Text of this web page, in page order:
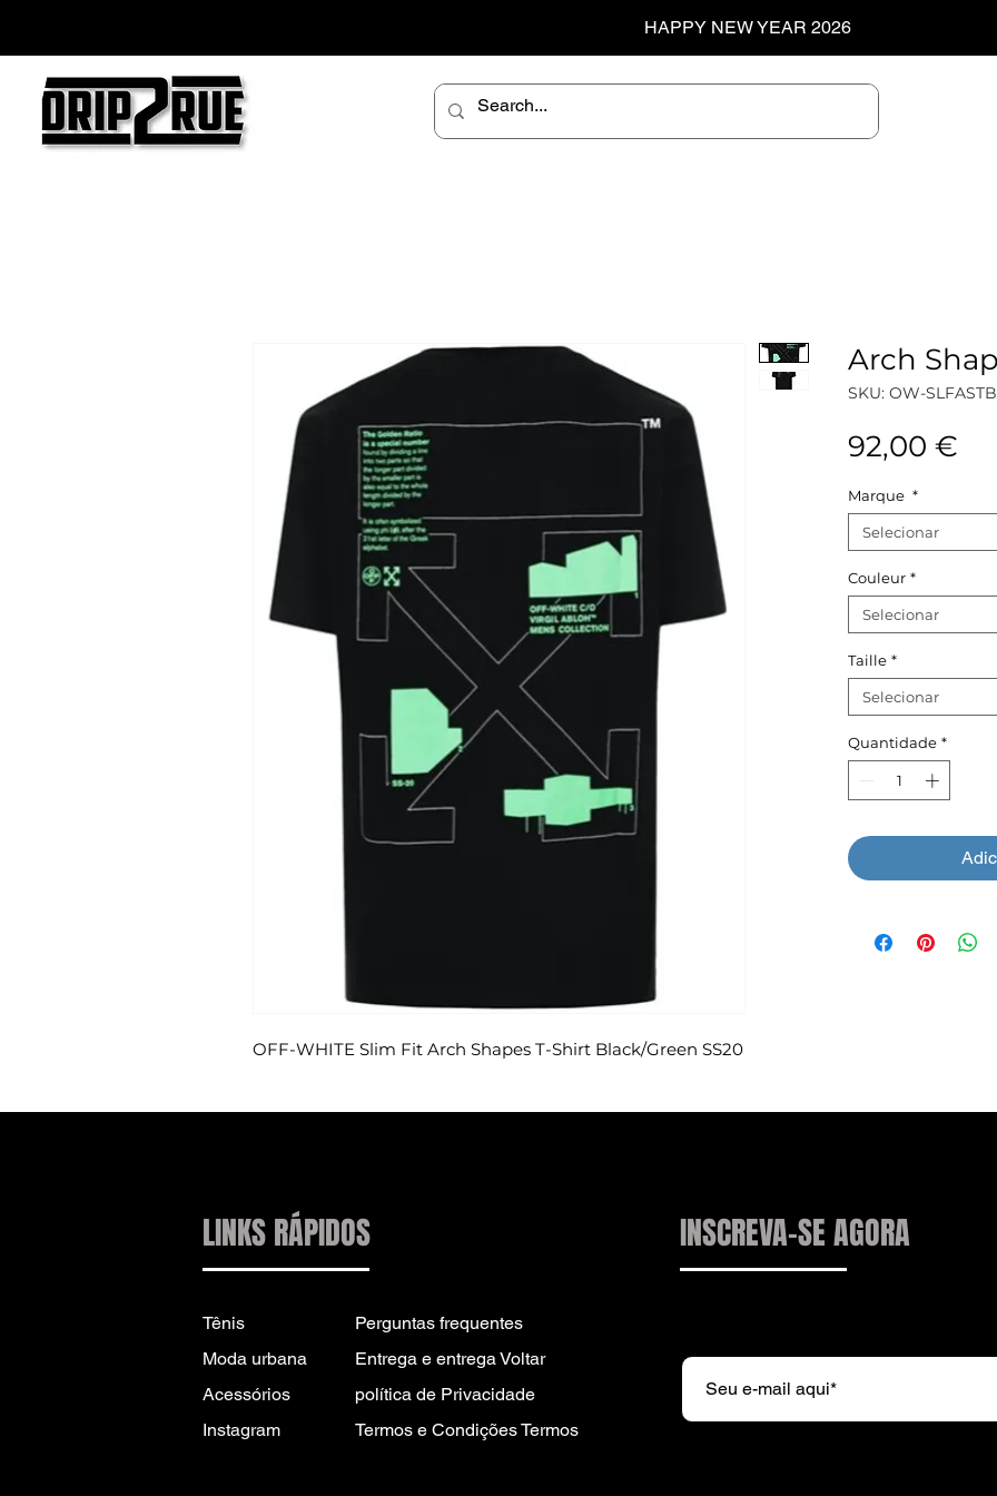
HAPPY NEW YEAR 2026
OFF-WHITE Slim Fit Arch Shapes T-Shirt Black/Green SS20
Arch
SKU: OW-
92,00 €
Marque *
Selecionar
Couleur *
Selecionar
Taille *
Selecionar
Quantidade *
LINKS RÁPIDOS
Tênis
Moda urbana
Acessórios
Instagram
Perguntas frequentes
Entrega e entrega Voltar
política de Privacidade
Termos e Condições Termos
INSCREVA-SE AGORA